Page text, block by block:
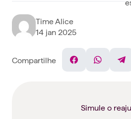
Time Alice
14 jan 2025
Compartilhe
FacebookWhatsApp
Simule o